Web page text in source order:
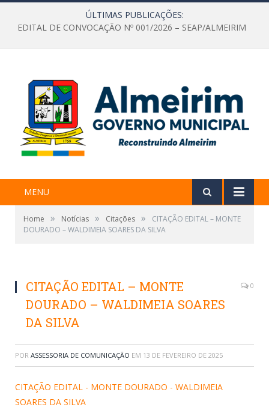
ÚLTIMAS PUBLICAÇÕES:
EDITAL DE CONVOCAÇÃO Nº 001/2026 – SEAP/ALMEIRIM
MENU
Home » Notícias » Citações »
CITAÇÃO EDITAL – MONTE
DOURADO – WALDIMEIA SOARES DA SILVA
CITAÇÃO EDITAL – MONTE
DOURADO – WALDIMEIA SOARES
DA SILVA
0
POR ASSESSORIA DE COMUNICAÇÃO EM 13 DE FEVEREIRO DE 2025
CITAÇÃO EDITAL - MONTE DOURADO - WALDIMEIA
SOARES DA SILVA